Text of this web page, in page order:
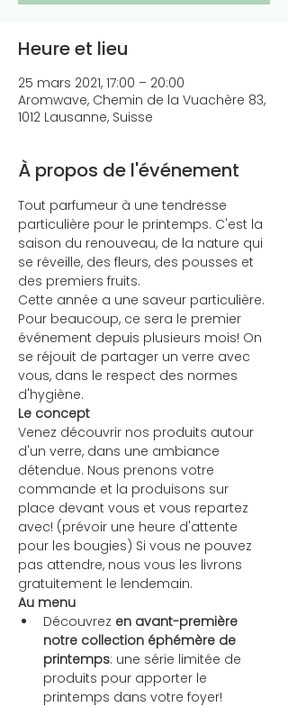
Heure et lieu
25 mars 2021, 17:00 – 20:00
Aromwave, Chemin de la Vuachère 83,
1012 Lausanne, Suisse
À propos de l'événement
Tout parfumeur à une tendresse
particulière pour le printemps. C'est la
saison du renouveau, de la nature qui
se réveille, des fleurs, des pousses et
des premiers fruits.
Cette année a une saveur particulière.
Pour beaucoup, ce sera le premier
événement depuis plusieurs mois! On
se réjouit de partager un verre avec
vous, dans le respect des normes
d'hygiène.
Le concept
Venez découvrir nos produits autour
d'un verre, dans une ambiance
détendue. Nous prenons votre
commande et la produisons sur
place devant vous et vous repartez
avec! (prévoir une heure d'attente
pour les bougies) Si vous ne pouvez
pas attendre, nous vous les livrons
gratuitement le lendemain.
Au menu
Découvrez en avant-première
notre collection éphémère de
printemps: une série limitée de
produits pour apporter le
printemps dans votre foyer!